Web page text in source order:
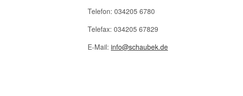
Telefon: 034205 6780
Telefax: 034205 67829
E-Mail: info@schaubek.de